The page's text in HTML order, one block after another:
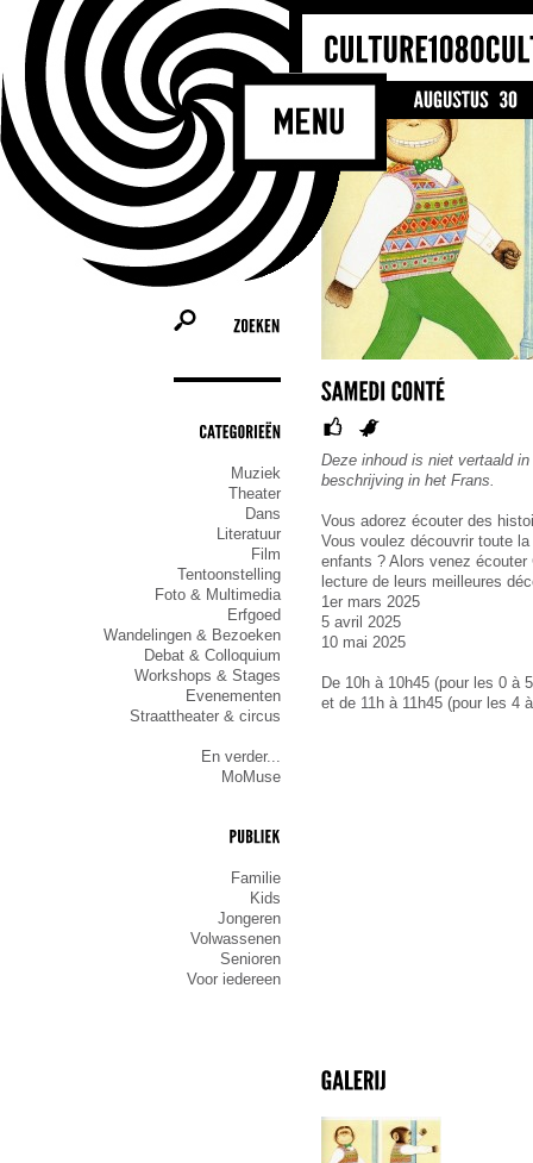
Muziek
Theater
Dans
Literatuur
Film
Tentoonstelling
Foto & Multimedia
Erfgoed
Wandelingen & Bezoeken
Debat & Colloquium
Workshops & Stages
Evenementen
Straattheater & circus
En verder...
MoMuse
Familie
Kids
Jongeren
Volwassenen
Senioren
Voor iedereen
Deze inhoud is niet vertaald
beschrijving in het Frans.
Vous adorez écouter des
Vous voulez découvrir toute
enfants ? Alors venez
lecture de leurs meilleures
1er mars 2025
5 avril 2025
10 mai 2025
De 10h à 10h45 (pour les 0 à
et de 11h à 11h45 (pour les 4